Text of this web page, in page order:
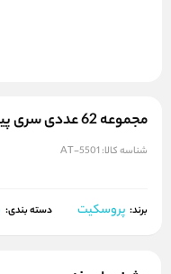
مجموعه 62 عددی سری پیچ گوشتی پروسکیت مدل SD-205
شناسه کالا: AT-5501
برند: پروسکیت دسته بندی: